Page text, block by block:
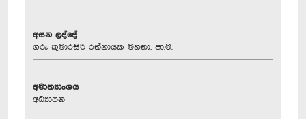
අසන ලද්දේ
ගරු කුමාරසිරි රත්නායක මහතා, පා.ම.
අමාත්‍යාංශය
අධ්‍යාපන